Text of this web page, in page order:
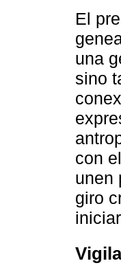
El
una
sino
con
unen
giro